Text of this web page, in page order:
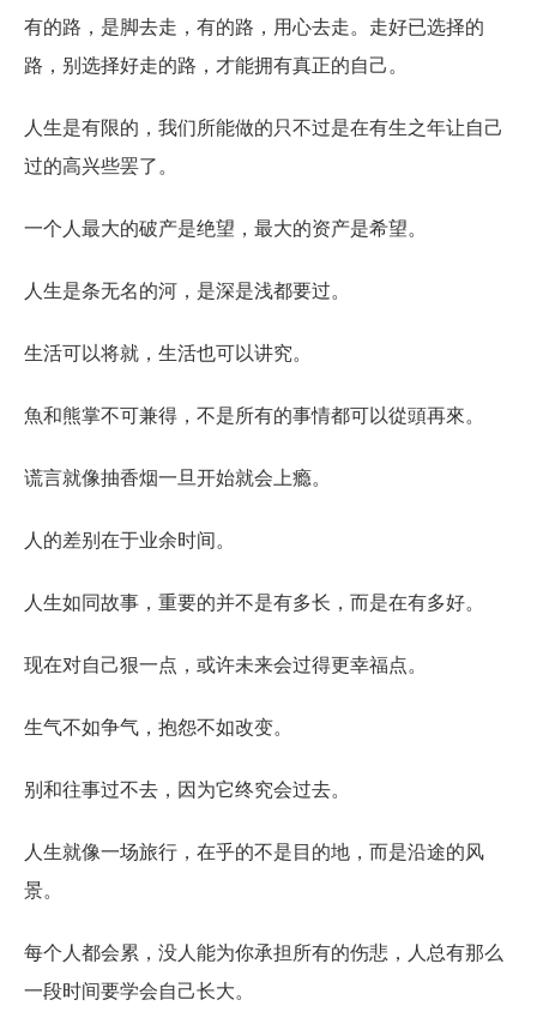
有的路，是脚去走，有的路，用心去走。走好已选择的
路，别选择好走的路，才能拥有真正的自己。
人生是有限的，我们所能做的只不过是在有生之年让自己
过的高兴些罢了。
一个人最大的破产是绝望，最大的资产是希望。
人生是条无名的河，是深是浅都要过。
生活可以将就，生活也可以讲究。
魚和熊掌不可兼得，不是所有的事情都可以從頭再來。
谎言就像抽香烟一旦开始就会上瘾。
人的差别在于业余时间。
人生如同故事，重要的并不是有多长，而是在有多好。
现在对自己狠一点，或许未来会过得更幸福点。
生气不如争气，抱怨不如改变。
别和往事过不去，因为它终究会过去。
人生就像一场旅行，在乎的不是目的地，而是沿途的风
景。
每个人都会累，没人能为你承担所有的伤悲，人总有那么
一段时间要学会自己长大。